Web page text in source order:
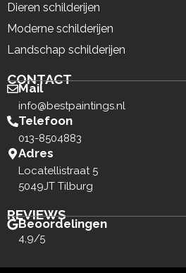
Dieren schilderijen
Moderne schilderijen
Landschap schilderijen
CONTACT
Mail
info@bestpaintings.nl
Telefoon
013-8504883
Adres
Locatellistraat 5
5049JT Tilburg
REVIEWS
Beoordelingen
4,9/5